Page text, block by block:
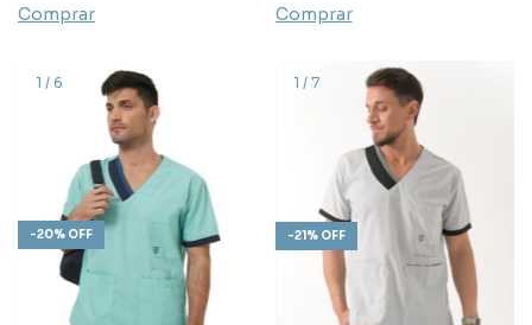
Comprar Comprar
1 / 6
-20% OFF
1 / 7
-21% OFF